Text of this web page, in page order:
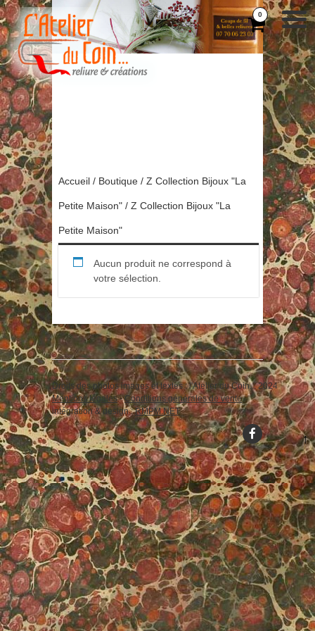
0
Accueil / Boutique / Z Collection Bijoux "La
Petite Maison" / Z Collection Bijoux "La
Petite Maison"
Aucun produit ne correspond à
votre sélection.
Droits des photos images et textes : l'Atelier du Coin... 2024
Mentions légales-Conditions générales de vente
intégration & design :RMPM.NET
↑